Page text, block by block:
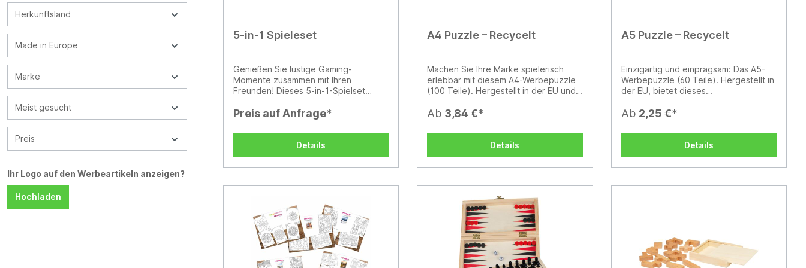
Herkunftsland
Made in Europe
Marke
Meist gesucht
Preis
Ihr Logo auf den Werbeartikeln anzeigen?
Hochladen
5-in-1 Spieleset
Genießen Sie lustige Gaming-
Momente zusammen mit Ihren
Freunden! Dieses 5-in-1-Spielset
Schach und Backgammon. Weiße
Kiefernholzkiste 17 x 17 x 3,7cm mit
gedrucktem Schachbrett auf einer
Seite des Deckels gedrucktem
Backgammonbrett auf dem Boden der
Kiste. Hergestellt aus FSC®-
FSC®-zertifizierten
Preis auf Anfrage*
Details
A4 Puzzle – Recycelt
Machen Sie Ihre Marke spielerisch
erlebbar mit diesem A4-Werbepuzzle
(100 Teile). Hergestellt in der EU und
vollständig gestaltbare Fläche für Ihr
Box, ist es das ideale Premium-
Geschenk, das Kreativität mit
langlebiger Markenpräsenz
kombiniert.
Ab 3,84 €*
Details
A5 Puzzle – Recycelt
Einzigartig und einprägsam: Das A5-
Werbepuzzle (60 Teile). Hergestellt in
der EU, bietet dieses
vollständig gestaltbare Oberfläche für
Kompakt-Box, kombiniert es Spielspaß
mit hochwertiger Markenpräsenz –
ideal für kreative Kampagnen und
Mailings.
Ab 2,25 €*
Details